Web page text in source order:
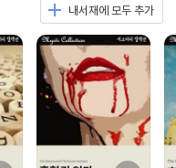
내서재에 모두 추가